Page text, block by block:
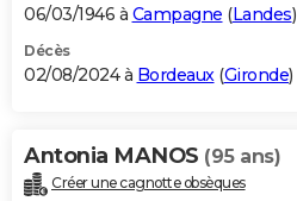
GUIDES D'ACHAT
BONS PLANS
Carte de Noël
Carte Bonne année
Carte Saint-Valentin
Carte Pâques
Carte d'anniversaire
DICTIONNAIRE
06/03/1946 à Campagne (Landes)
Décès
02/08/2024 à Bordeaux(Gironde)
Antonia MANOS (95 ans)
Créer une cagnotte obsèques